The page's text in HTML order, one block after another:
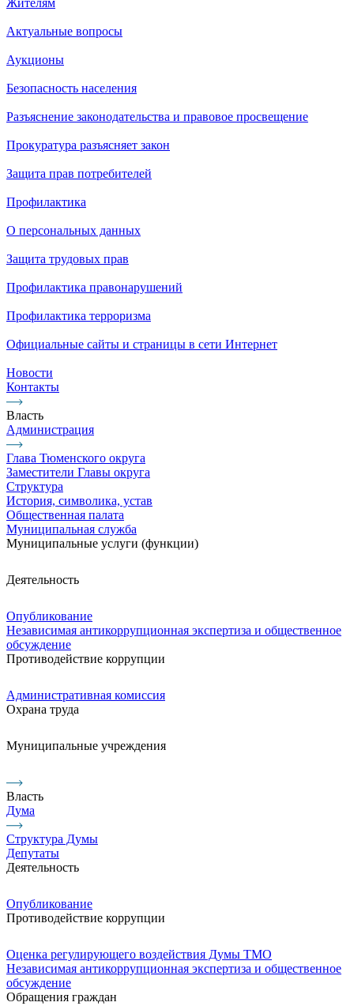
Жителям
Актуальные вопросы
Аукционы
Безопасность населения
Разъяснение законодательства и правовое просвещение
Прокуратура разъясняет закон
Защита прав потребителей
Профилактика
О персональных данных
Защита трудовых прав
Профилактика правонарушений
Профилактика терроризма
Официальные сайты и страницы в сети Интернет
Новости
Контакты
Власть
Администрация
Глава Тюменского округа
Заместители Главы округа
Структура
История, символика, устав
Общественная палата
Муниципальная служба
Муниципальные услуги (функции)
Деятельность
Опубликование
Независимая антикоррупционная экспертиза и общественное
обсуждение
Противодействие коррупции
Административная комиссия
Охрана труда
Муниципальные учреждения
Власть
Дума
Структура Думы
Депутаты
Деятельность
Опубликование
Противодействие коррупции
Оценка регулирующего воздействия Думы ТМО
Независимая антикоррупционная экспертиза и общественное
обсуждение
Обращения граждан